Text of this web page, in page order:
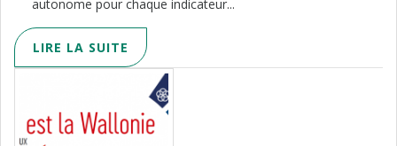
autonome pour chaque indicateur...
LIRE LA SUITE